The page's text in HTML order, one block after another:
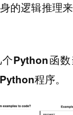
的逻辑推理
Python函
程序。